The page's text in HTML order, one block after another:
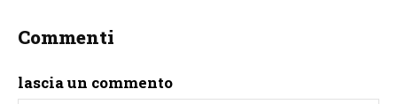
Commenti
lascia un commento